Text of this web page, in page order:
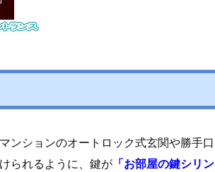
ンションのオートロック式玄関や勝手口
られるように、鍵が 「お部屋の鍵シリン